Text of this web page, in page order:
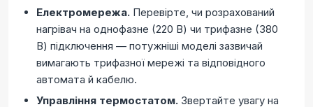
Електромережа. Перевірте, чи розрахований
нагрівач на однофазне (220 В) чи трифазне (380
В) підключення — потужніші моделі зазвичай
вимагають трифазної мережі та відповідного
автомата й кабелю.
Управління термостатом. Звертайте увагу на